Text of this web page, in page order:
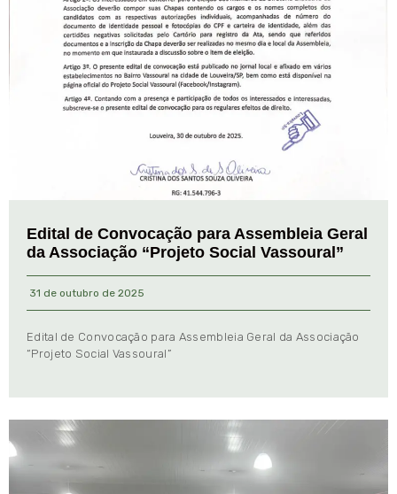
Edital de Convocação para Assembleia Geral
da Associação “Projeto Social Vassoural”
31 de outubro de 2025
Edital de Convocação para Assembleia Geral da Associação
“Projeto Social Vassoural”